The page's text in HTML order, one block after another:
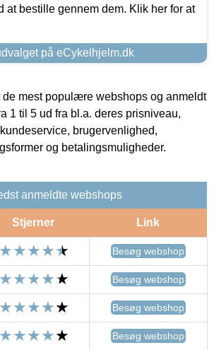
at bestille gennem dem. Klik her for at
på eCykelhjelm.dk
mest populære webshops og anmeldt
1 til 5 ud fra bl.a. deres prisniveau,
brugervenlighed,
og betalingsmuligheder.
anmeldte webshops
Stjerner Link
Besøg webshop
Besøg webshop
Besøg webshop
Besøg webshop